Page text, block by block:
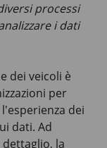
processi
i dati
dei veicoli è
per
dei
dati. Ad
la